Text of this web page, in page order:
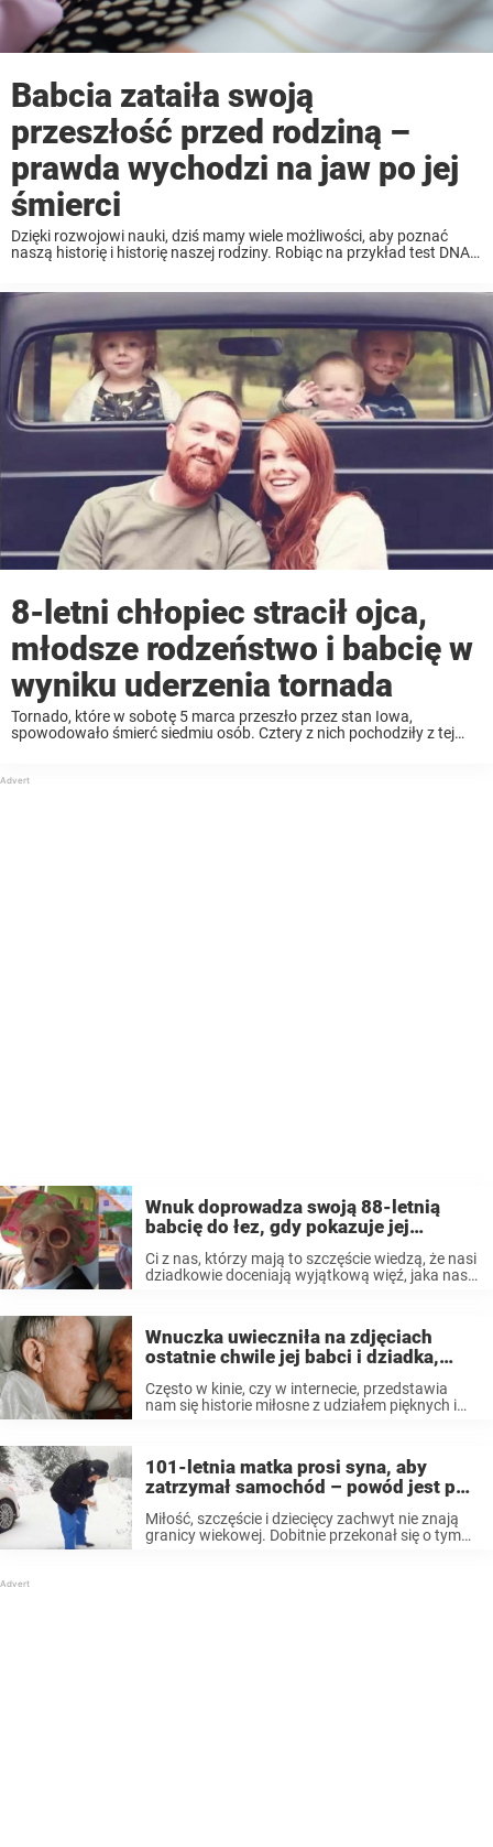
Babcia zataiła swoją
przeszłość przed rodziną –
prawda wychodzi na jaw po jej
śmierci
Dzięki rozwojowi nauki, dziś mamy wiele możliwości, aby poznać
naszą historię i historię naszej rodziny. Robiąc na przykład test DNA
8-letni chłopiec stracił ojca,
młodsze rodzeństwo i babcię w
wyniku uderzenia tornada
Tornado, które w sobotę 5 marca przeszło przez stan Iowa,
spowodowało śmierć siedmiu osób. Cztery z nich pochodziły z tej
Wnuk doprowadza swoją 88-letnią
babcię do łez, gdy pokazuje jej
specjalny pokój, który stworzył dla niej
w swoim domu
Ci z nas, którzy mają to szczęście wiedzą, że nasi
dziadkowie doceniają wyjątkową więź, jaka nas z
Wnuczka uwieczniła na zdjęciach
ostatnie chwile jej babci i dziadka,
którzy spędzili razem 60 lat: „Wspólne
życie pełne miłości”.
Często w kinie, czy w internecie, przedstawia
nam się historie miłosne z udziałem pięknych i
miłości i ...
101-letnia matka prosi syna, aby
zatrzymał samochód – powód jest po
prostu uroczy
Miłość, szczęście i dziecięcy zachwyt nie znają
granicy wiekowej. Dobitnie przekonał się o tym